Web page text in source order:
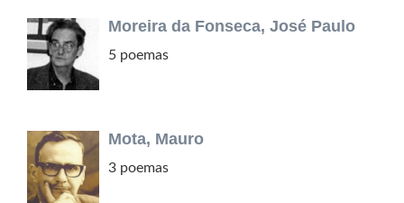
Moreira da Fonseca, José Paulo
5 poemas
Mota, Mauro
3 poemas